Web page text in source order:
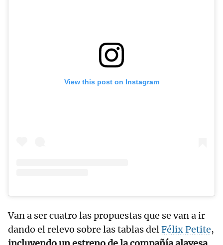
View this post on Instagram
Van a ser cuatro las propuestas que se van a ir
dando el relevo sobre las tablas delFélix Petite,